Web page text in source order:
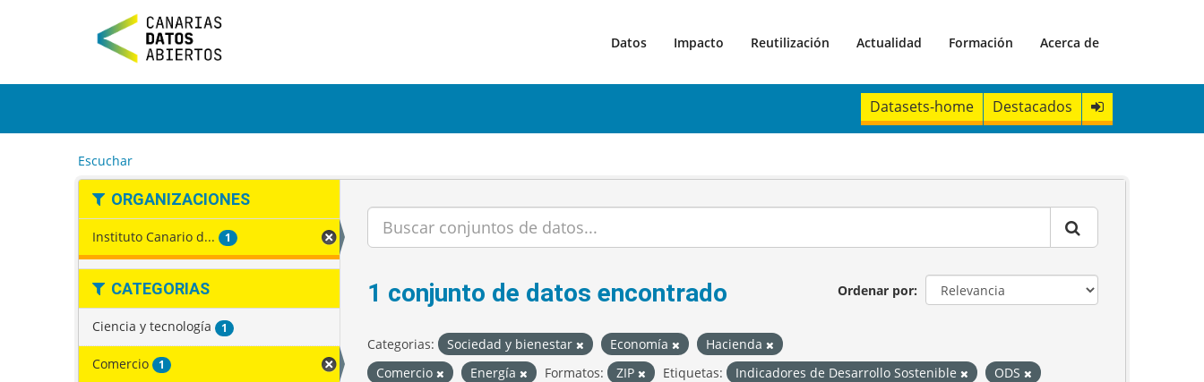
t
Datos Impacto Reutilización Actualidad Formación Acerca de
Datasets-home Destacados
Escuchar
ORGANIZACIONES
Instituto Canario d... 1
CATEGORIAS
Ciencia y tecnología 1
Comercio 1
Ordenar por
1 conjunto de datos encontrado
Categorias: Sociedad y bienestar Economía
Hacienda
Comercio
Energía Formatos: ZIP Etiquetas: Indicadores de Desarrollo Sostenible
ODS